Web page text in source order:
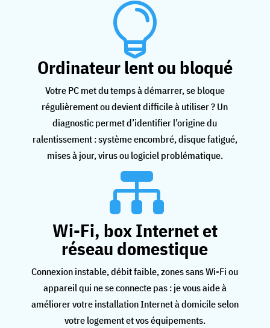

Ordinateur lent ou bloqué
Votre PC met du temps à démarrer, se bloque
régulièrement ou devient difficile à utiliser ? Un
diagnostic permet d’identifier l’origine du
ralentissement : système encombré, disque fatigué,
mises à jour, virus ou logiciel problématique.

Wi-Fi, box Internet et
réseau domestique
Connexion instable, débit faible, zones sans Wi-Fi ou
appareil qui ne se connecte pas : je vous aide à
améliorer votre installation Internet à domicile selon
votre logement et vos équipements.